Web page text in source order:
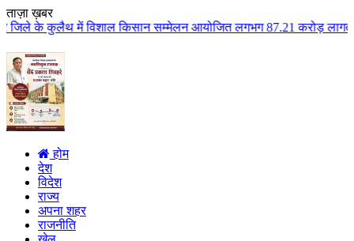
ताज़ा ख़बर
किसान सम्मेलन आयोजित लगभग 87.21 करोड़ लागत के 41 विकास
होम
देश
विदेश
राज्य
अपना शहर
राजनीति